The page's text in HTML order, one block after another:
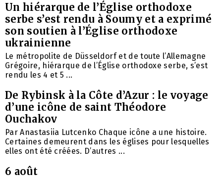
Un hiérarque de l’Église orthodoxe
serbe s’est rendu à Soumy et a exprimé
son soutien à l’Église orthodoxe
ukrainienne
Le métropolite de Düsseldorf et de toute l’Allemagne
Grégoire, hiérarque de l’Église orthodoxe serbe, s’est
rendu les 4 et 5 ...
De Rybinsk à la Côte d’Azur : le voyage
d’une icône de saint Théodore
Ouchakov
Par Anastasiia Lutcenko Chaque icône a une histoire.
Certaines demeurent dans les églises pour lesquelles
elles ont été créées. D’autres ...
6 août